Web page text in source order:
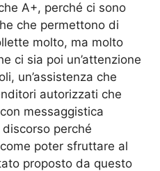
A+, perché ci sono
che permettono di
molto, ma molto
ci sia poi un’attenzione
un’assistenza che
autorizzati che
messaggistica
perché
poter sfruttare al
proposto da questo